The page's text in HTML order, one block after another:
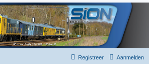
Aanmelden
Registreer